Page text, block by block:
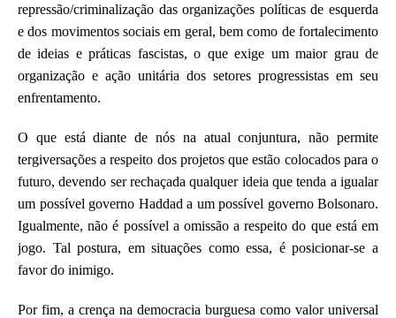
repressão/criminalização das organizações políticasde esquerda
e dos movimentos sociaisem geral,bem como defortalecimento
de ideias e práticas fascistas, o que exige um maior grau de
organização e ação unitária dos setores progressistas em seu
enfrentamento.
O que estádiante de nós na atual conjuntura, não permite
tergiversações a respeito dos projetos que estão colocados para o
futuro, devendo ser rechaçada qualquer ideia que tenda a igualar
um possível governo Haddad a um possível governo Bolsonaro.
Igualmente, não é possível a omissão arespeito do que está em
jogo. Tal postura, em situações como essa, é posicionar-se a
favor do inimigo.
Por fim, a crença na democracia burguesa como valor universal